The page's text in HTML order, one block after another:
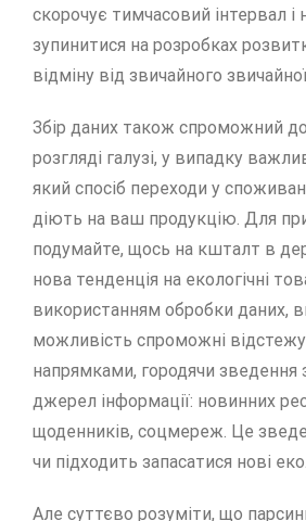
скорочує тимчасовий інтервал
зупинитися на розробках
відміну від звичайного
Збір даних також спроможний
розгляді галузі, у випадку
який спосіб переходи у
діють на ваш продукцію. Для
подумайте, щось на кшталт в
нова тенденція на екологічні
використанням обробки даних,
можливість спроможні
напрямками, городячи зведення
джерел інформації: новинних
щоденників, соцмереж. Це
чи підходить запасатися нові
Але суттєво розуміти, що